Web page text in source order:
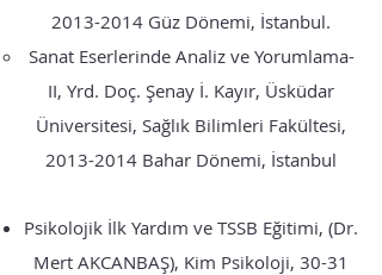
2013-2014 Güz Dönemi, İstanbul.
Sanat Eserlerinde Analiz ve Yorumlama-
II, Yrd. Doç. Şenay İ. Kayır, Üsküdar
Üniversitesi, Sağlık Bilimleri Fakültesi,
2013-2014 Bahar Dönemi, İstanbul
Psikolojik İlk Yardım ve TSSB Eğitimi, (Dr.
Mert AKCANBAŞ), Kim Psikoloji, 30-31